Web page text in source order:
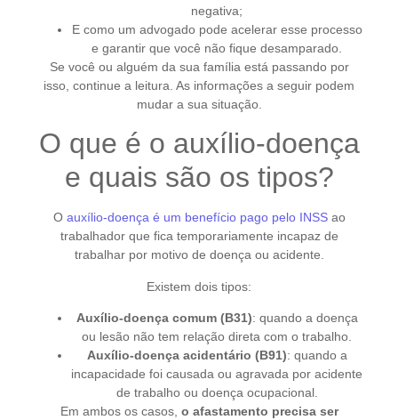
negativa;
E como um advogado pode acelerar esse processo
e garantir que você não fique desamparado.
Se você ou alguém da sua família está passando por
isso, continue a leitura. As informações a seguir podem
mudar a sua situação.
O que é o auxílio-doença
e quais são os tipos?
O auxílio-doença é um benefício pago pelo INSSao
trabalhador que fica temporariamente incapaz de
trabalhar por motivo de doença ou acidente.
Existem dois tipos:
Auxílio-doença comum (B31): quando a doença
ou lesão não tem relação direta com o trabalho.
Auxílio-doença acidentário (B91): quando a
incapacidade foi causada ou agravada por acidente
de trabalho ou doença ocupacional.
Em ambos os casos, o afastamento precisa ser